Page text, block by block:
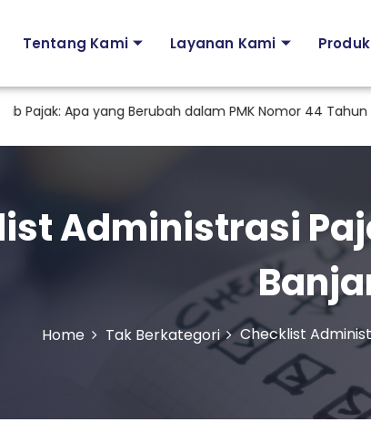
Tentang Kami Layanan Kami
Apa yang Berubah dalam PMK Nomor 44 Tahun 2026?
Administrasi
Home Tak Berkategori Checklist